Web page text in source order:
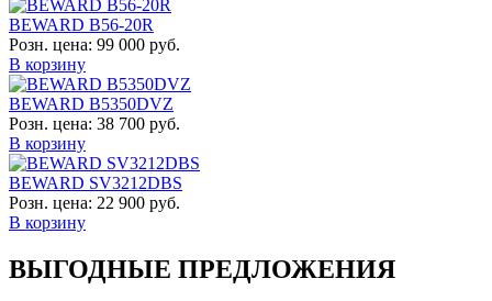
BEWARD B56-20R
Розн. цена: 99 000 руб.
В корзину
BEWARD B5350DVZ
Розн. цена: 38 700 руб.
В корзину
BEWARD SV3212DBS
Розн. цена: 22 900 руб.
В корзину
ВЫГОДНЫЕ ПРЕДЛОЖЕНИЯ